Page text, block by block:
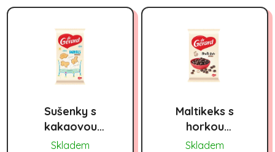
Sušenky s
kakaovou
polevou ZOO
Skladem
Maltikeks s
horkou
čokoládou 320g
Skladem